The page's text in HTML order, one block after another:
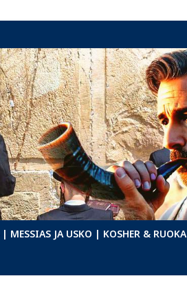
Hae:
| MESSIAS JA USKO | KOSHER & RUOKA